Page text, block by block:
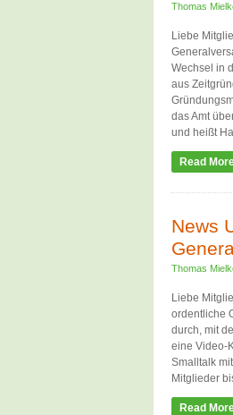
Thomas
Liebe
Wechsel in
aus
das Amt
und heißt
Read
News
Thomas
Liebe
ordentliche
durch, mit
eine Video-
Smalltalk
Mitglieder
Read